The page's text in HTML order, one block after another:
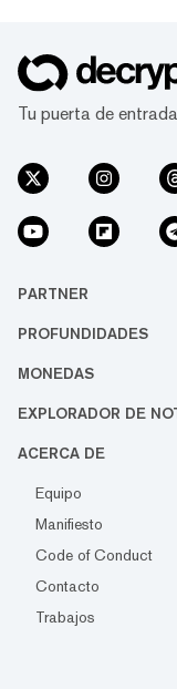
Tu puerta de
PARTNER
PROFUNDIDADES
MONEDAS
EXPLORADOR DE
ACERCA DE
Equipo
Manifiesto
Code of Conduct
Contacto
Trabajos